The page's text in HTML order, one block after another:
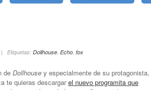
| Etiquetas: Dollhouse, Echo, fox
de Dollhouse y especialmente de su protagonista,
te quieras descargarel nuevo programita que